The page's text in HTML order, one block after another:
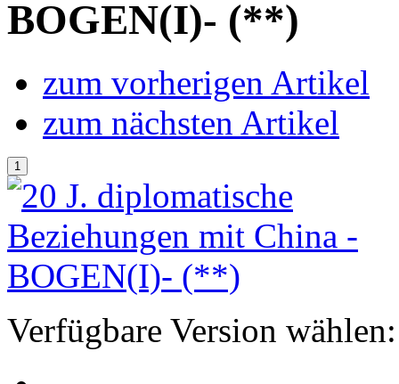
BOGEN(I)- (**)
zum vorherigen Artikel
zum nächsten Artikel
Verfügbare Version wählen: